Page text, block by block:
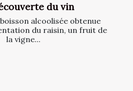
du vin
alcoolisée obtenue
du raisin, un fruit de
la vigne...